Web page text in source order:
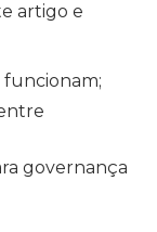
artigo e
funcionam;
governança